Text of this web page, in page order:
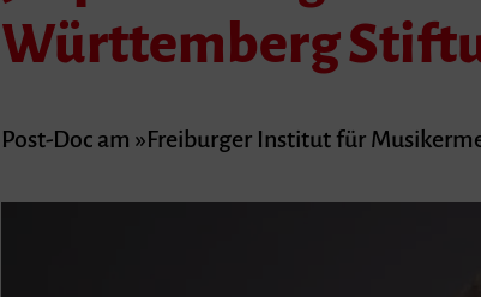
Württemberg
Post-Doc am »Freiburger Institut für